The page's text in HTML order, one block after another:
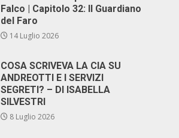
Falco | Capitolo 32: Il Guardiano
del Faro
14 Luglio 2026
COSA SCRIVEVA LA CIA SU
ANDREOTTI E I SERVIZI
SEGRETI? – DI ISABELLA
SILVESTRI
8 Luglio 2026